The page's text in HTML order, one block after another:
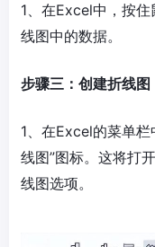
1、在Excel中，按
线图中的数据。
步骤三：创建折线图
1、在Excel的菜单栏
线图”图标。这将打
线图选项。